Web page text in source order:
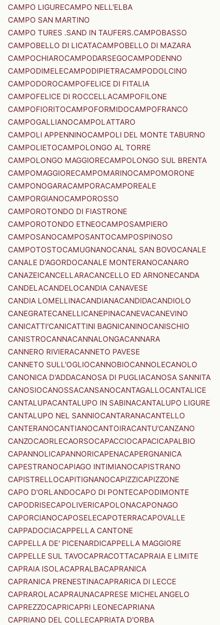
CAMPO LIGURECAMPO NELL'ELBA
CAMPO SAN MARTINO
CAMPO TURES .SAND IN TAUFERS.CAMPOBASSO
CAMPOBELLO DI LICATACAMPOBELLO DI MAZARA
CAMPOCHIAROCAMPODARSEGOCAMPODENNO
CAMPODIMELECAMPODIPIETRACAMPODOLCINO
CAMPODOROCAMPOFELICE DI FITALIA
CAMPOFELICE DI ROCCELLACAMPOFILONE
CAMPOFIORITOCAMPOFORMIDOCAMPOFRANCO
CAMPOGALLIANOCAMPOLATTARO
CAMPOLI APPENNINOCAMPOLI DEL MONTE TABURNO
CAMPOLIETOCAMPOLONGO AL TORRE
CAMPOLONGO MAGGIORECAMPOLONGO SUL BRENTA
CAMPOMAGGIORECAMPOMARINOCAMPOMORONE
CAMPONOGARACAMPORACAMPOREALE
CAMPORGIANOCAMPOROSSO
CAMPOROTONDO DI FIASTRONE
CAMPOROTONDO ETNEOCAMPOSAMPIERO
CAMPOSANOCAMPOSANTOCAMPOSPINOSO
CAMPOTOSTOCAMUGNANOCANAL SAN BOVOCANALE
CANALE D'AGORDOCANALE MONTERANOCANARO
CANAZEICANCELLARACANCELLO ED ARNONECANDA
CANDELACANDELOCANDIA CANAVESE
CANDIA LOMELLINACANDIANACANDIDACANDIOLO
CANEGRATECANELLICANEPINACANEVACANEVINO
CANICATTI'CANICATTINI BAGNICANINOCANISCHIO
CANISTROCANNACANNALONGACANNARA
CANNERO RIVIERACANNETO PAVESE
CANNETO SULL'OGLIOCANNOBIOCANNOLECANOLO
CANONICA D'ADDACANOSA DI PUGLIACANOSA SANNITA
CANOSIOCANOSSACANSANOCANTAGALLOCANTALICE
CANTALUPACANTALUPO IN SABINACANTALUPO LIGURE
CANTALUPO NEL SANNIOCANTARANACANTELLO
CANTERANOCANTIANOCANTOIRACANTU'CANZANO
CANZOCAORLECAORSOCAPACCIOCAPACICAPALBIO
CAPANNOLICAPANNORICAPENACAPERGNANICA
CAPESTRANOCAPIAGO INTIMIANOCAPISTRANO
CAPISTRELLOCAPITIGNANOCAPIZZICAPIZZONE
CAPO D'ORLANDOCAPO DI PONTECAPODIMONTE
CAPODRISECAPOLIVERICAPOLONACAPONAGO
CAPORCIANOCAPOSELECAPOTERRACAPOVALLE
CAPPADOCIACAPPELLA CANTONE
CAPPELLA DE' PICENARDICAPPELLA MAGGIORE
CAPPELLE SUL TAVOCAPRACOTTACAPRAIA E LIMITE
CAPRAIA ISOLACAPRALBACAPRANICA
CAPRANICA PRENESTINACAPRARICA DI LECCE
CAPRAROLACAPRAUNACAPRESE MICHELANGELO
CAPREZZOCAPRICAPRI LEONECAPRIANA
CAPRIANO DEL COLLECAPRIATA D'ORBA